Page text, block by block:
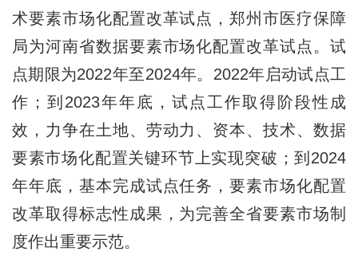
术要素市场化配置改革试点，郑州市医疗保障
局为河南省数据要素市场化配置改革试点。试
点期限为2022年至2024年。2022年启动试点工
作；到2023年年底，试点工作取得阶段性成
效，力争在土地、劳动力、资本、技术、数据
要素市场化配置关键环节上实现突破；到2024
年年底，基本完成试点任务，要素市场化配置
改革取得标志性成果，为完善全省要素市场制
度作出重要示范。